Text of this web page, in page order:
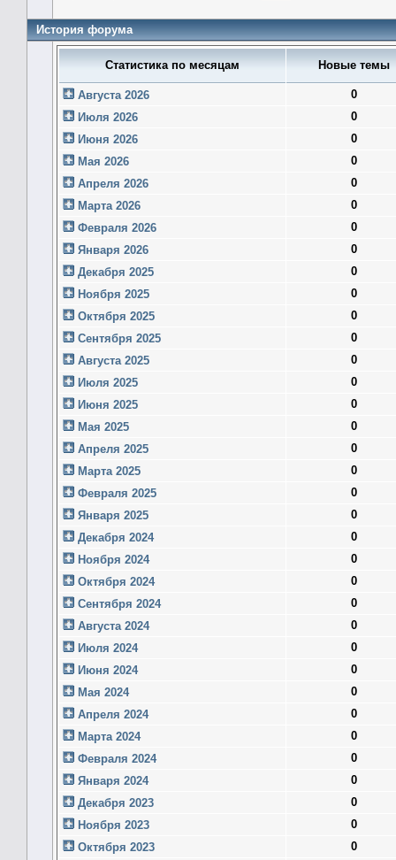
История форума
Статистика по месяцам Новые темы
Августа 2026
0
Июля 2026
0
Июня 2026
0
Мая 2026
0
Апреля 2026
0
Марта 2026
0
Февраля 2026
0
Января 2026
0
Декабря 2025
0
Ноября 2025
0
Октября 2025
0
Сентября 2025
0
Августа 2025
0
Июля 2025
0
Июня 2025
0
Мая 2025
0
Апреля 2025
0
Марта 2025
0
Февраля 2025
0
Января 2025
0
Декабря 2024
0
Ноября 2024
0
Октября 2024
0
Сентября 2024
0
Августа 2024
0
Июля 2024
0
Июня 2024
0
Мая 2024
0
Апреля 2024
0
Марта 2024
0
Февраля 2024
0
Января 2024
0
Декабря 2023
0
Ноября 2023
0
Октября 2023
0